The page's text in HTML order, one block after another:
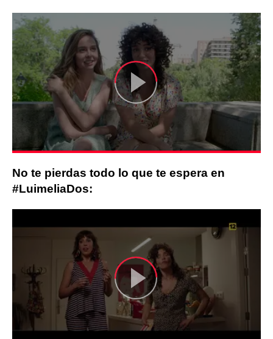
No te pierdas todo lo que te espera en
#LuimeliaDos: